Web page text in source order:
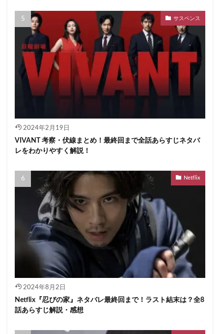
サスペンス
2024年2月19日
VIVANT 考察・伏線まとめ！最終回まで全話あらすじネタバ
レをわかりやすく解説！
Netflix
2024年8月2日
Netflix『忍びの家』ネタバレ最終回まで！ラスト結末は？全8
話あらすじ解説・感想